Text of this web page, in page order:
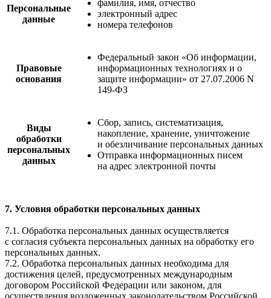
Персональные
данные
фамилия, имя, отчество
электронный адрес
номера телефонов
Правовые
основания
Федеральный закон «Об информации,
информационных технологиях и о
защите информации» от 27.07.2006 N
149-ФЗ
Виды
обработки
персональных
данных
Сбор, запись, систематизация,
накопление, хранение, уничтожение
и обезличивание персональных данных
Отправка информационных писем
на адрес электронной почты
7. Условия обработки персональных данных
7.1. Обработка персональных данных осуществляется
с согласия субъекта персональных данных на обработку его
персональных данных.
7.2. Обработка персональных данных необходима для
достижения целей, предусмотренных международным
договором Российской Федерации или законом, для